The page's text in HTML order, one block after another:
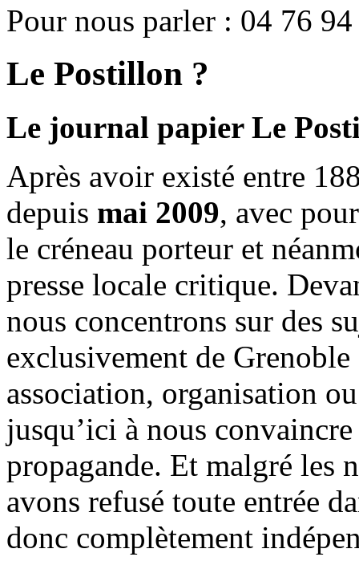
Pour nous parler : 04 76
Le Postillon ?
Le journal papier Le
Après avoir existé entre
depuis mai 2009, avec
le créneau porteur et
presse locale critique.
nous concentrons sur des
exclusivement de
association, organisation
jusqu’ici à nous
propagande. Et malgré les
avons refusé toute entrée
donc complètement